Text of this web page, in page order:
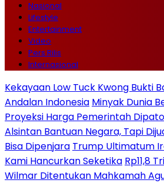
Nasional
Lifestyle
Entertainment
Video
Pers Rilis
Internasional
Kekayaan Low Tuck Kwong Bukti
Andalan Indonesia Minyak Dunia
Proyeksi Harga Pemerintah
Alsintan Bantuan Negara, Tapi
Bisa Dipenjara Trump Ultimatum
Kami Hancurkan Seketika Rp11,8
Wilmar Ditentukan Mahkamah